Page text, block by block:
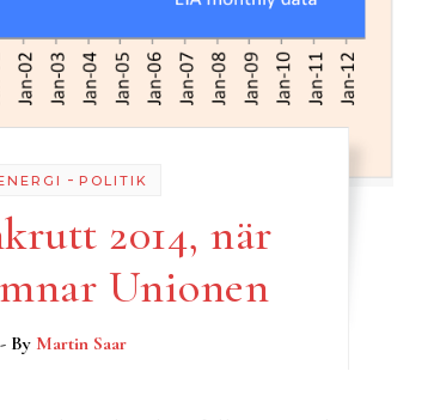
- POLITIK
2014, när
Unionen
- By Martin Saar